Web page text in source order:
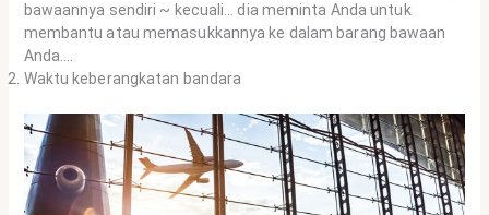
bawaannya sendiri ~ kecuali… dia meminta Anda untuk
membantu atau memasukkannya ke dalam barang bawaan
Anda….
Waktu keberangkatan bandara